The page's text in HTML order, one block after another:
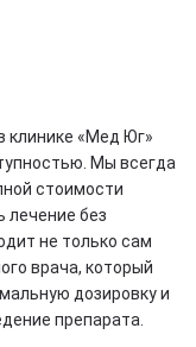
клинике «Мед Юг»
Мы всегда
стоимости
лечение без
не только сам
врача, который
дозировку и
препарата.